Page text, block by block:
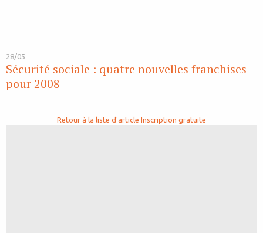
28/05
Sécurité sociale : quatre nouvelles franchises
pour 2008
Retour à la liste d'article Inscription gratuite